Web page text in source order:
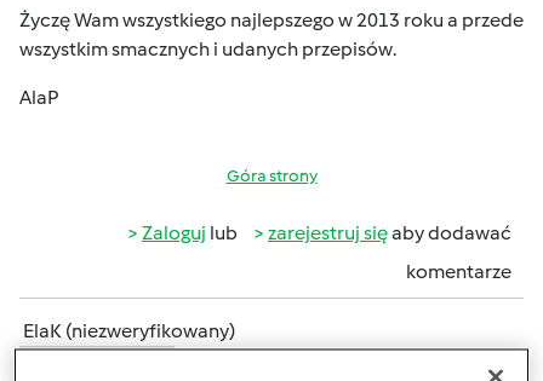
Życzę Wam wszystkiego najlepszego w 2013 roku a przede
wszystkim smacznych i udanych przepisów.
AlaP
Góra strony
Zaloguj lub zarejestruj sięaby dodawać
komentarze
ElaK (niezweryfikowany)